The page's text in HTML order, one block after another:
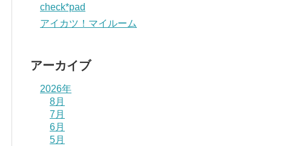
check*pad
アイカツ！マイルーム
アーカイブ
2026年
8月
7月
6月
5月